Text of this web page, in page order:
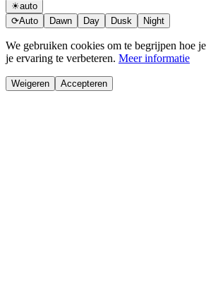
☀auto
⟳Auto Dawn Day Dusk Night
We gebruiken cookies om te begrijpen hoe
je ervaring te verbeteren. Meer informatie
Weigeren Accepteren